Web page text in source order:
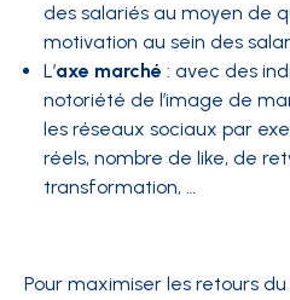
des salariés au moyen de
motivation au sein des
L’axe marché : avec des
notoriété de l’image de
les réseaux sociaux par
réels, nombre de like, de
transformation, …
Pour maximiser les retours